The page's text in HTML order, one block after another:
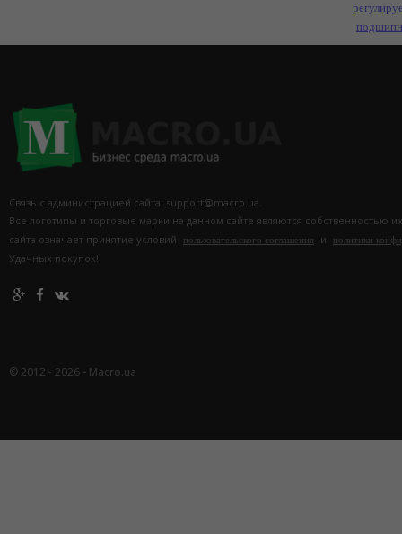
Связь с администрацией сайта: support@macro.ua.
Все логотипы и торговые марки на данном сайте являются собственностью
сайта означает принятие условий
пользовательского соглашения и политики
Удачных покупок!
© 2012 - 2026 - Macro.ua